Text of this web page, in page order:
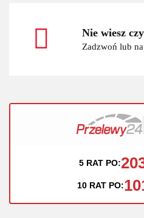
Nie wiesz
Zadzwoń lub
5 RAT PO:
10 RAT PO: